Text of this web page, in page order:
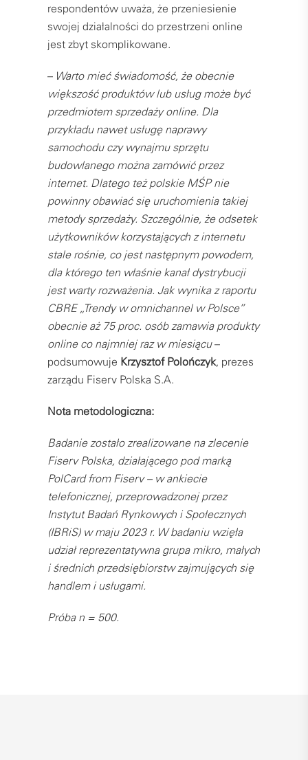
respondentów uważa, że przeniesienie
swojej działalności do przestrzeni online
jest zbyt skomplikowane.
– Warto mieć świadomość, że obecnie
większość produktów lub usług może być
przedmiotem sprzedaży online. Dla
przykładu nawet usługę naprawy
samochodu czy wynajmu sprzętu
budowlanego można zamówić przez
internet. Dlatego też polskie MŚP nie
powinny obawiać się uruchomienia takiej
metody sprzedaży. Szczególnie, że odsetek
użytkowników korzystających z internetu
stale rośnie, co jest następnym powodem,
dla którego ten właśnie kanał dystrybucji
jest warty rozważenia. Jak wynika z raportu
CBRE „Trendy w omnichannel w Polsce”
obecnie aż 75 proc. osób zamawia produkty
online co najmniej raz w miesiącu–
podsumowuje Krzysztof Polończyk, prezes
zarządu Fiserv Polska S.A.
Nota metodologiczna:
Badanie zostało zrealizowane na zlecenie
Fiserv Polska, działającego pod marką
PolCard from Fiserv – w ankiecie
telefonicznej, przeprowadzonej przez
Instytut Badań Rynkowych i Społecznych
(IBRiS) w maju 2023 r. W badaniu wzięła
udział reprezentatywna grupa mikro, małych
i średnich przedsiębiorstw zajmujących się
handlem i usługami.
Próba n = 500.